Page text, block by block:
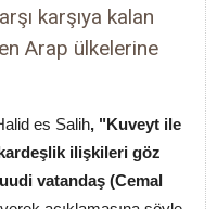
karşıya kalan
Arap ülkelerine
es Salih, "Kuveyt ile
ilişkileri göz
vatandaş (Cemal